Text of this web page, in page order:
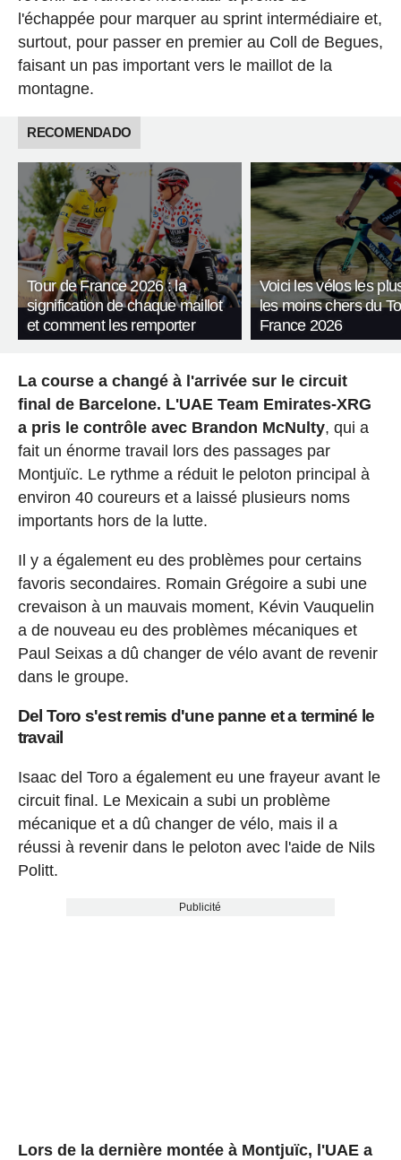
l'échappée pour marquer au sprint intermédiaire et,
surtout, pour passer en premier au Coll de Begues,
faisant un pas important vers le maillot de la
montagne.
RECOMENDADO
Tour de France 2026 : la
signification de chaque maillot
et comment les remporter
Voici les vélos les
les moins chers du
France 2026
La course a changé à l'arrivée sur le circuit
final de Barcelone. L'UAE Team Emirates-XRG
a pris le contrôle avec Brandon McNulty, qui a
fait un énorme travail lors des passages par
Montjuïc. Le rythme a réduit le peloton principal à
environ 40 coureurs et a laissé plusieurs noms
importants hors de la lutte.
Il y a également eu des problèmes pour certains
favoris secondaires. Romain Grégoire a subi une
crevaison à un mauvais moment, Kévin Vauquelin
a de nouveau eu des problèmes mécaniques et
Paul Seixas a dû changer de vélo avant de revenir
dans le groupe.
Del Toro s'est remis d'une panne et a terminé le
travail
Isaac del Toro a également eu une frayeur avant le
circuit final. Le Mexicain a subi un problème
mécanique et a dû changer de vélo, mais il a
réussi à revenir dans le peloton avec l'aide de Nils
Politt.
Publicité
Lors de la dernière montée à Montjuïc, l'UAE a